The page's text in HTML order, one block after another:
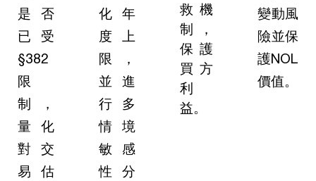
是否
已受
§382
限
制，
量化
對交
易估
化年
度上
限，
並進
行多
情境
敏感
性分
救機
制，
保護
買方
利
益。
變動風
險並保
護NOL
價值。